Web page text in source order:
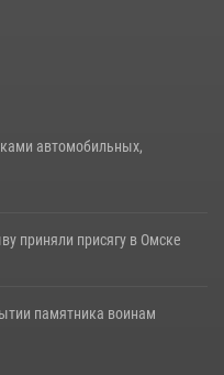
автомобильных,
приняли присягу в Омске
памятника воинам